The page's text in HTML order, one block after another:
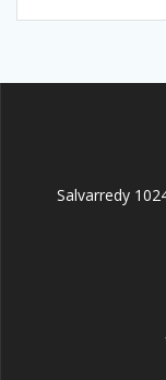
Salvarredy